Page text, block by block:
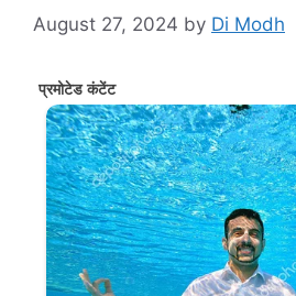
August 27, 2024 by Di Modh